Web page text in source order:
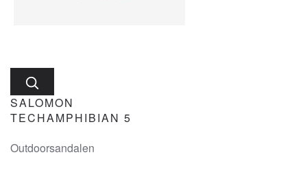
SALOMON
TECHAMPHIBIAN 5
Outdoorsandalen